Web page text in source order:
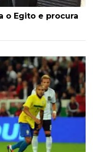
o Egito e procura